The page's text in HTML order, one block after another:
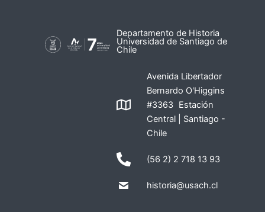
Departamento de Historia
Universidad de Santiago de
Chile
Avenida Libertador
Bernardo O'Higgins
#3363 Estación
Central | Santiago -
Chile
(56 2) 2 718 13 93
historia@usach.cl